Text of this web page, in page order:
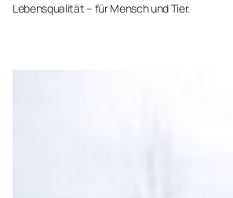
Lebensqualität – für Mensch und Tier.